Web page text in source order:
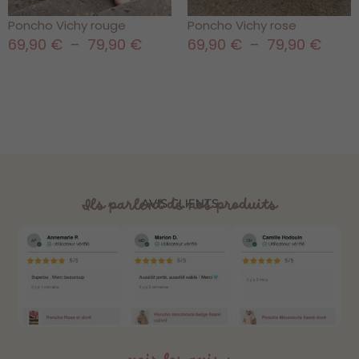
Poncho Vichy rouge
69,90 € – 79,90 €
Poncho Vichy rose
69,90 € – 79,90 €
AVIS CLIENTS
Ils parlent de nos produits